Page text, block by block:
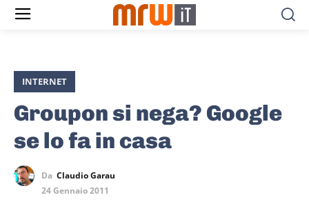
INTERNET
Groupon si nega? Google
se lo fa in casa
Da Claudio Garau
24 Gennaio 2011